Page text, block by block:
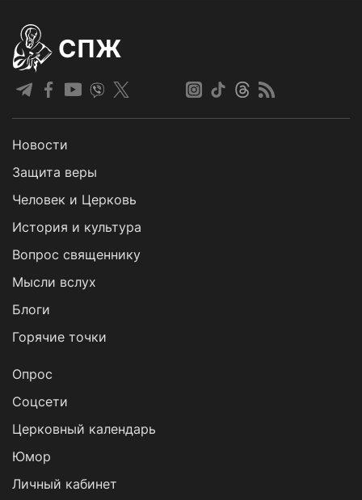
СПЖ
Новости
Защита веры
Человек и Церковь
История и культура
Вопрос священнику
Мысли вслух
Блоги
Горячие точки
Опрос
Cоцсети
Церковный календарь
Юмор
Личный кабинет